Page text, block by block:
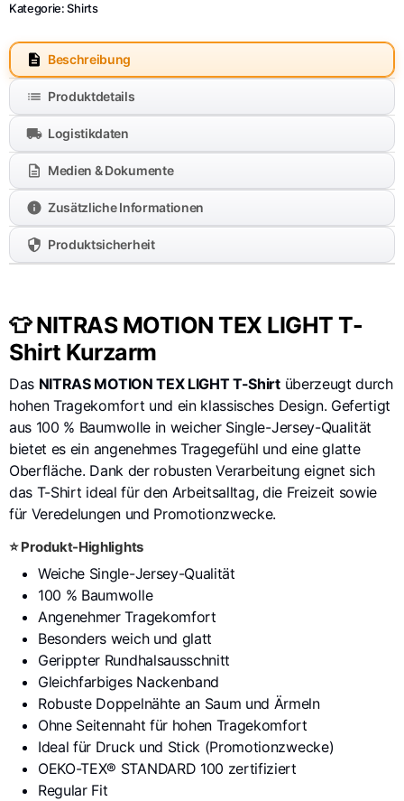
Kategorie:Shirts
Beschreibung
Produktdetails
Logistikdaten
Medien & Dokumente
Zusätzliche Informationen
Produktsicherheit
👕 NITRAS MOTION TEX LIGHT T-
Shirt Kurzarm
Das NITRAS MOTION TEX LIGHT T-Shirtüberzeugt durch
hohen Tragekomfort und ein klassisches Design. Gefertigt
aus 100 % Baumwolle in weicher Single-Jersey-Qualität
bietet es ein angenehmes Tragegefühl und eine glatte
Oberfläche. Dank der robusten Verarbeitung eignet sich
das T-Shirt ideal für den Arbeitsalltag, die Freizeit sowie
für Veredelungen und Promotionzwecke.
⭐ Produkt-Highlights
Weiche Single-Jersey-Qualität
100 % Baumwolle
Angenehmer Tragekomfort
Besonders weich und glatt
Gerippter Rundhalsausschnitt
Gleichfarbiges Nackenband
Robuste Doppelnähte an Saum und Ärmeln
Ohne Seitennaht für hohen Tragekomfort
Ideal für Druck und Stick (Promotionzwecke)
OEKO-TEX® STANDARD 100 zertifiziert
Regular Fit